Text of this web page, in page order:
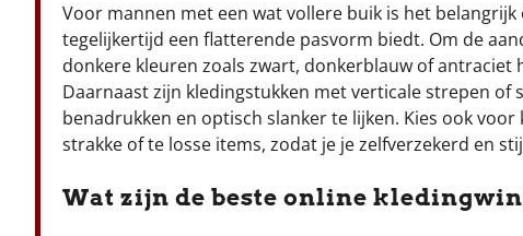
Voor mannen met een wat vollere buik is het
tegelijkertijd een flatterende pasvorm biedt. Om de
donkere kleuren zoals zwart, donkerblauw of antraciet
Daarnaast zijn kledingstukken met verticale strepen
benadrukken en optisch slanker te lijken. Kies ook
strakke of te losse items, zodat je je zelfverzekerd en
Wat zijn de beste online